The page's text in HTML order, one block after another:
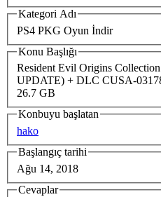
Kategori Adı
PS4 PKG Oyun İndir
Konu Başlığı
Resident Evil Origins
UPDATE) + DLC CUSA-
26.7 GB
Konbuyu başlatan
hako
Başlangıç tarihi
Ağu 14, 2018
Cevaplar